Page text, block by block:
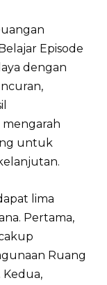
Episode
dengan
untuk
lima
Pertama,
Ruang
Kedua,